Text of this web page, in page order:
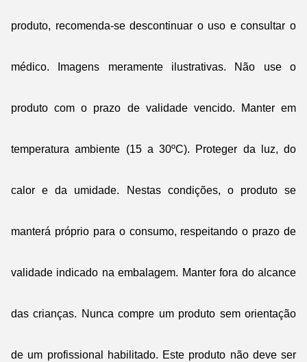
produto, recomenda-se descontinuar o uso e consultar o
médico. Imagens meramente ilustrativas. Não use o
produto com o prazo de validade vencido. Manter em
temperatura ambiente (15 a 30ºC). Proteger da luz, do
calor e da umidade. Nestas condições, o produto se
manterá próprio para o consumo, respeitando o prazo de
validade indicado na embalagem. Manter fora do alcance
das crianças. Nunca compre um produto sem orientação
de um profissional habilitado. Este produto não deve ser